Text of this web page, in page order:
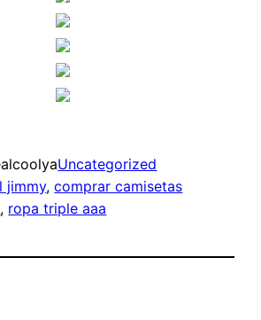
Uncategorized
jimmy, comprar camisetas
, ropa triple aaa